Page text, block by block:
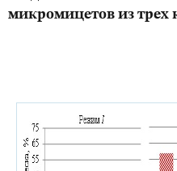
микромицетов из трех